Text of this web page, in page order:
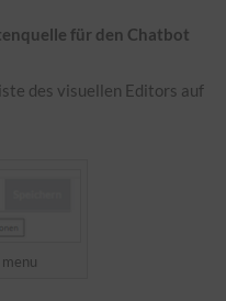
für den Chatbot
des visuellen Editors auf